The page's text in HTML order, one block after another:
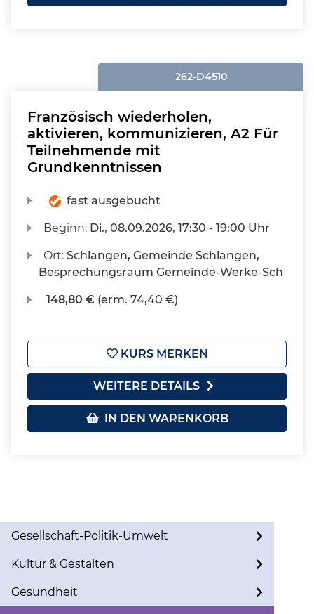
262-D4510
Französisch wiederholen,
aktivieren, kommunizieren, A2 Für
Teilnehmende mit
Grundkenntnissen
fast ausgebucht
Beginn: Di., 08.09.2026, 17:30 - 19:00 Uhr
Ort:Schlangen, Gemeinde Schlangen,
Besprechungsraum Gemeinde-Werke-Sch
148,80 € (erm. 74,40 €)
KURS MERKEN
WEITERE DETAILS
IN DEN WARENKORB
Gesellschaft-Politik-Umwelt
Kultur & Gestalten
Gesundheit